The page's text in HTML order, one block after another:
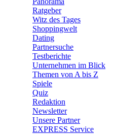
Ratgeber
Witz des Tages
Shoppingwelt
Dating
Partnersuche
Testberichte
Unternehmen im Blick
Themen von A bis Z
Spiele
Quiz
Redaktion
Newsletter
Unsere Partner
EXPRESS Service